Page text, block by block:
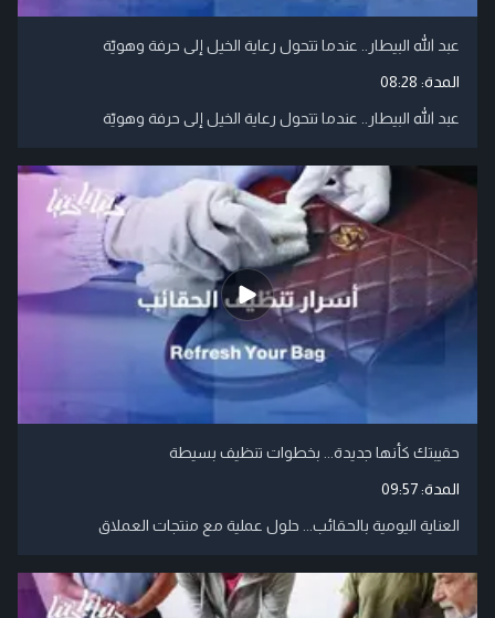
عبد الله البيطار.. عندما تتحول رعاية الخيل إلى حرفة وهويّة
المدة: 08:28
عبد الله البيطار.. عندما تتحول رعاية الخيل إلى حرفة وهويّة
حقيبتك كأنها جديدة... بخطوات تنظيف بسيطة
المدة:09:57
العناية اليومية بالحقائب... حلول عملية مع منتجات العملاق